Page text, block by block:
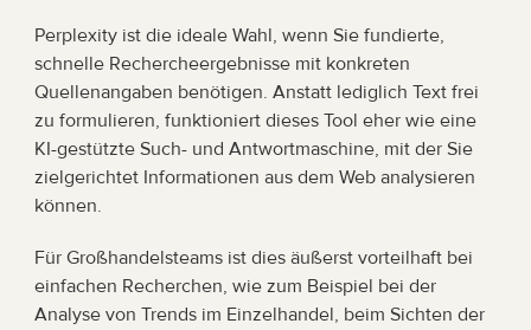
Perplexity ist die ideale Wahl, wenn Sie fundierte,
schnelle Rechercheergebnisse mit konkreten
Quellenangaben benötigen. Anstatt lediglich Text frei
zu formulieren, funktioniert dieses Tool eher wie eine
KI-gestützte Such- und Antwortmaschine, mit der Sie
zielgerichtet Informationen aus dem Web analysieren
können.
Für Großhandelsteams ist dies äußerst vorteilhaft bei
einfachen Recherchen, wie zum Beispiel bei der
Analyse von Trends im Einzelhandel, beim Sichten der